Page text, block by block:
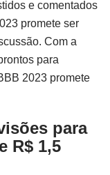
e comentados
promete ser
Com a
para
2023 promete
para
R$ 1,5